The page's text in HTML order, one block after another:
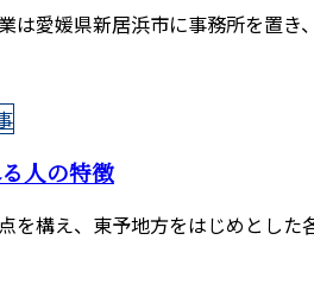
は愛媛県新居浜市に事務所を置
人の特徴
を構え、東予地方をはじめとし